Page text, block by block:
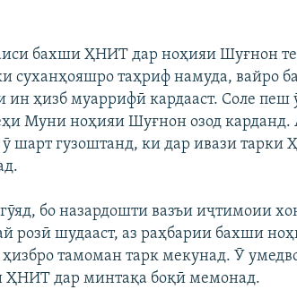
бахши ҲНИТ дар ноҳияи Шуғнон
суханҳояшро таҳриф намуда, вайро ба
ҳизб муаррифӣ кардааст. Соле пеш
Муни ноҳияи Шуғнон озод карданд.
шарт гузоштанд, ки дар ивази тарки
бо назардошти вазъи иҷтимоии
розӣ шудааст, аз раҳбарии бахши
тамоман тарк мекунад. Ӯ
ҲНИТ дар минтақа боқӣ мемонад.